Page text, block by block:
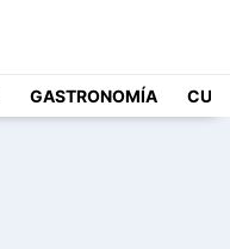
GASTRONOMÍA